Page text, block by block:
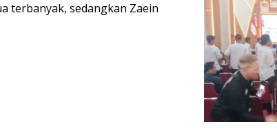
terbanyak, sedangkan Zaein